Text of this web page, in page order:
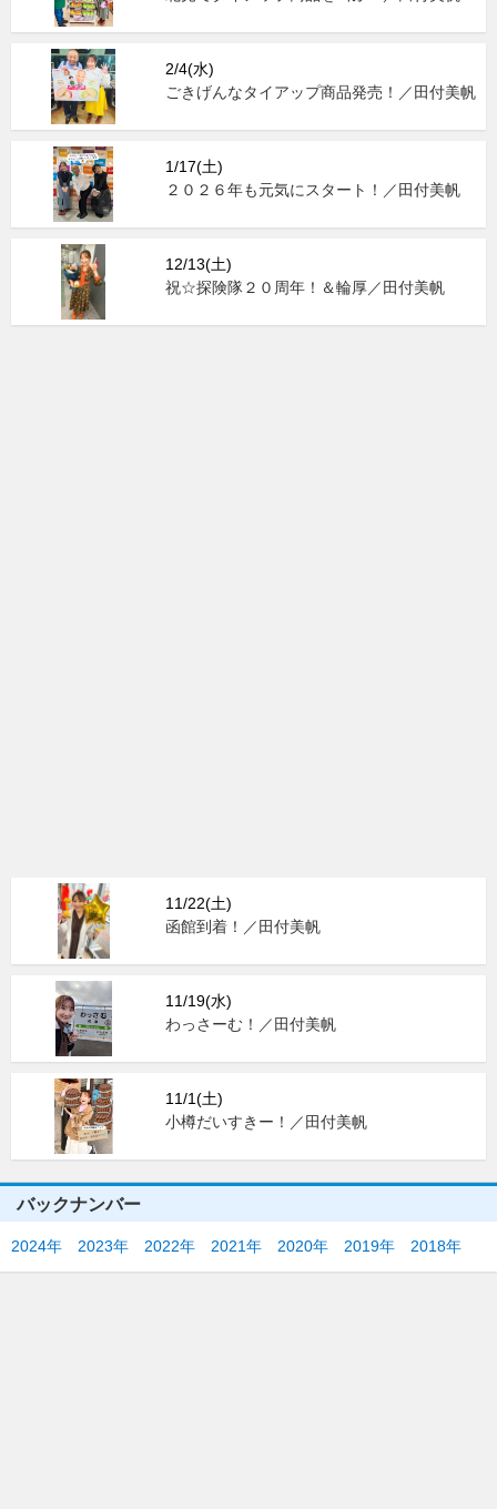
2/4(水)
ごきげんなタイアップ商品発売！／田付美帆
1/17(土)
２０２６年も元気にスタート！／田付美帆
12/13(土)
祝☆探険隊２０周年！＆輪厚／田付美帆
11/22(土)
函館到着！／田付美帆
11/19(水)
わっさーむ！／田付美帆
11/1(土)
小樽だいすきー！／田付美帆
バックナンバー
2024年 2023年 2022年 2021年 2020年 2019年 2018年